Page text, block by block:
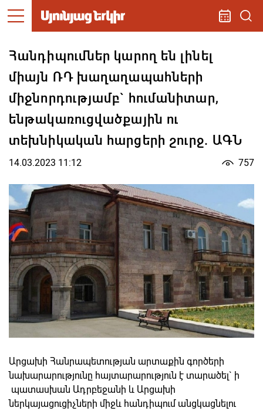
Հանդիպումներ կարող են լինել
միայն ՌԴ խաղաղապահների
միջնորդությամբ` հումանիտար,
ենթակառուցվածքային ու
տեխնիկական հարցերի շուրջ. ԱԳՆ
14.03.2023 11:12 757
Արցախի Հանրապետության արտաքին գործերի
նախարարությունը հայտարարություն է տարածել` ի
պատասխան Ադրբեջանի և Արցախի
ներկայացուցիչների միջև հանդիպում անցկացնելու